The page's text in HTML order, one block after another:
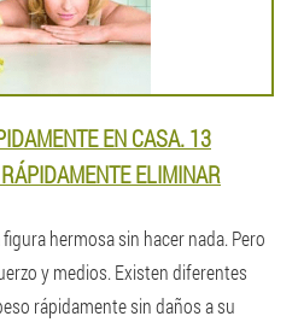
EN CASA. 13
ELIMINAR
hermosa sin hacer nada. Pero
y medios. Existen diferentes
rápidamente sin daños a su